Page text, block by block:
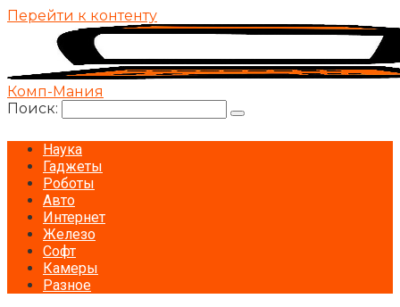
Перейти к контенту
Комп-Мания
Поиск:
Наука
Гаджеты
Роботы
Авто
Интернет
Железо
Софт
Камеры
Разное